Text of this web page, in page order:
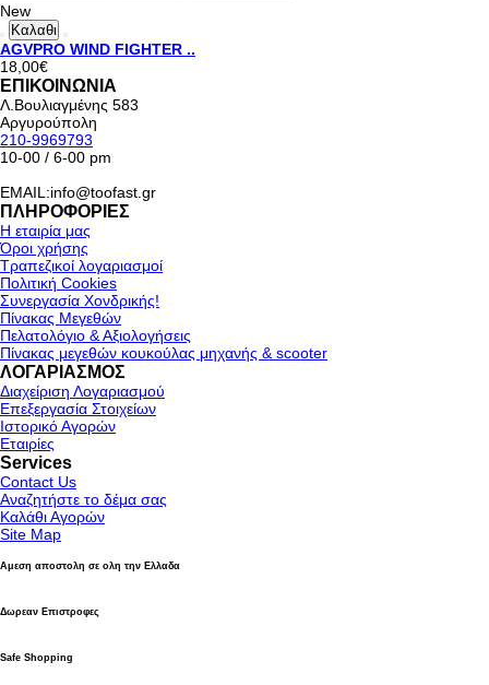
New
Καλαθι
AGVPRO WIND FIGHTER ..
18,00€
ΕΠΙΚΟΙΝΩΝΙΑ
Λ.Βουλιαγμένης 583
Αργυρούπολη
210-9969793
10-00 / 6-00 pm
EMAIL:info@toofast.gr
ΠΛΗΡΟΦΟΡΙΕΣ
Η εταιρία μας
Όροι χρήσης
Τραπεζικοί λογαριασμοί
Πολιτική Cookies
Συνεργασία Χονδρικής!
Πίνακας Μεγεθών
Πελατολόγιο & Αξιολογήσεις
Πίνακας μεγεθών κουκούλας μηχανής & scooter
ΛΟΓΑΡΙΑΣΜΟΣ
Διαχείριση Λογαριασμού
Επεξεργασία Στοιχείων
Ιστορικό Αγορών
Εταιρίες
Services
Contact Us
Αναζητήστε το δέμα σας
Καλάθι Αγορών
Site Map
Αμεση αποστολη σε ολη την Ελλαδα
Δωρεαν Επιστροφες
Safe Shopping